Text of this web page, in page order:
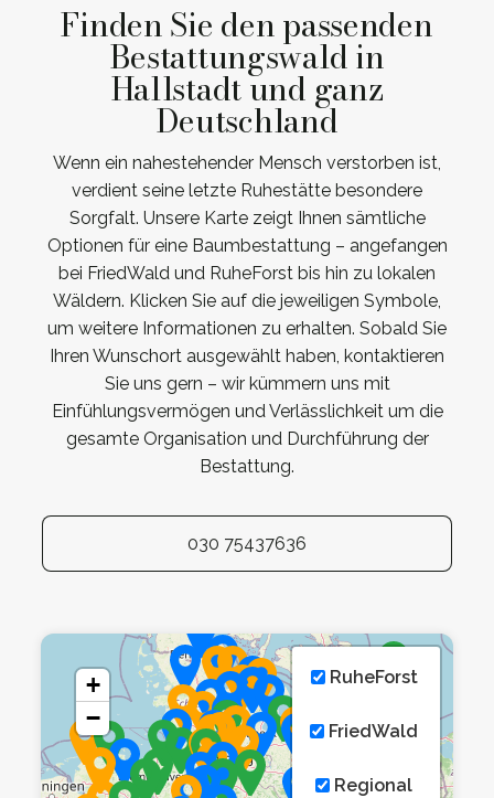
Finden Sie den passenden
Bestattungswald in
Hallstadt und ganz
Deutschland
Wenn ein nahestehender Mensch verstorben ist,
verdient seine letzte Ruhestätte besondere
Sorgfalt. Unsere Karte zeigt Ihnen sämtliche
Optionen für eine Baumbestattung – angefangen
bei FriedWald und RuheForst bis hin zu lokalen
Wäldern. Klicken Sie auf die jeweiligen Symbole,
um weitere Informationen zu erhalten. Sobald Sie
Ihren Wunschort ausgewählt haben, kontaktieren
Sie uns gern – wir kümmern uns mit
Einfühlungsvermögen und Verlässlichkeit um die
gesamte Organisation und Durchführung der
Bestattung.
030 75437636
+
−
RuheForst
FriedWald
Regional